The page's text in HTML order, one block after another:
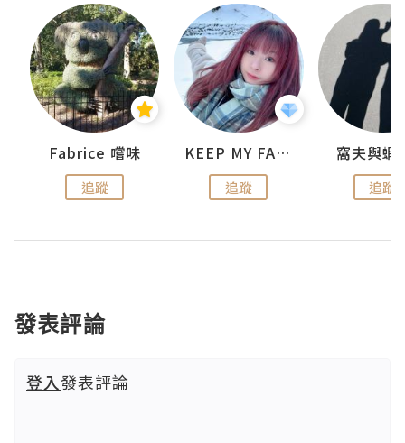
Fabrice 嚐味
追蹤
KEEP MY FAITH
追蹤
窩夫與蝦
追蹤
發表評論
登入發表評論